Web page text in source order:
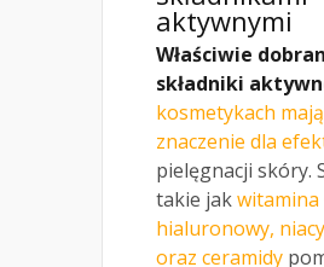
aktywnymi
Właściwie
składniki
kosmetykach
znaczenie dla
pielęgnacji skóry.
takie jakwitamina
hialuronowy,
oraz ceramidy